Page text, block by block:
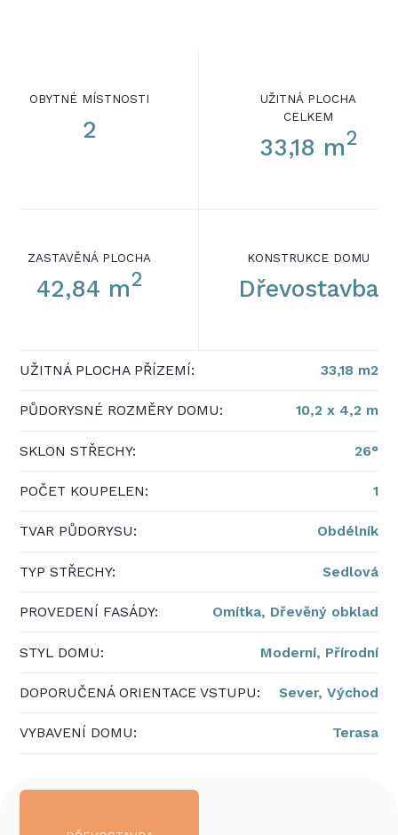
OBYTNÉ MÍSTNOSTI
2
UŽITNÁ PLOCHA
CELKEM
33,18 m2
ZASTAVĚNÁ PLOCHA
42,84 m2
KONSTRUKCE DOMU
Dřevostavba
UŽITNÁ PLOCHA PŘÍZEMÍ: 33,18 m2
PŮDORYSNÉ ROZMĚRY DOMU: 10,2 x 4,2 m
SKLON STŘECHY: 26°
POČET KOUPELEN: 1
TVAR PŮDORYSU: Obdélník
TYP STŘECHY: Sedlová
PROVEDENÍ FASÁDY: Omítka, Dřevěný obklad
STYL DOMU: Moderní, Přírodní
DOPORUČENÁ ORIENTACE VSTUPU: Sever, Východ
VYBAVENÍ DOMU: Terasa